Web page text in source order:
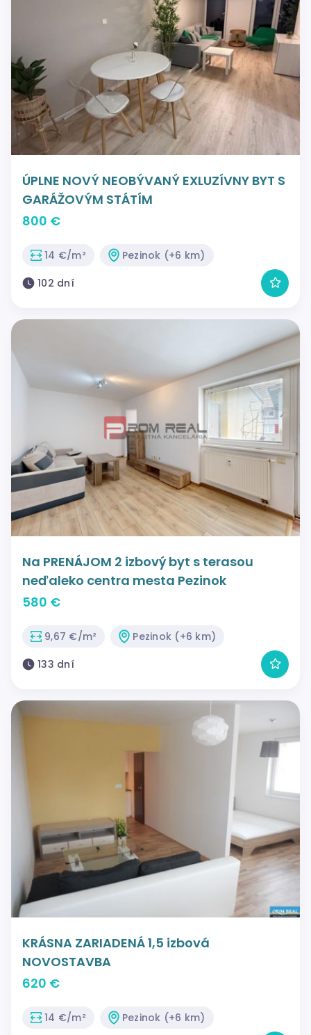
ÚPLNE NOVÝ NEOBÝVANÝ EXLUZÍVNY BYT S
GARÁŽOVÝM STÁTÍM
800 €
14 €/m²
Pezinok (+6 km)
102 dní
Na PRENÁJOM 2 izbový byt s terasou
neďaleko centra mesta Pezinok
580 €
9,67 €/m²
Pezinok (+6 km)
133 dní
KRÁSNA ZARIADENÁ 1,5 izbová
NOVOSTAVBA
620 €
14 €/m²
Pezinok (+6 km)